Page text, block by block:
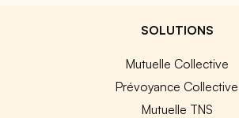
SOLUTIONS
Mutuelle Collective
Prévoyance Collective
Mutuelle TNS